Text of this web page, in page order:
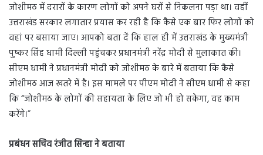
जोशीमठ में दरारों के कारण लोगों को अपने घरों से निकलना पड़ा था। वहीं
उत्तराखंड सरकार लगातार प्रयास कर रही है कि कैसे एक बार फिर लोगों को
वहां पर बसाया जाए। आपको बता दें कि हाल ही में उत्तराखंड के मुख्यमंत्री
पुष्कर सिंह धामी दिल्ली पहुंचकर प्रधानमंत्री नरेंद्र मोदी से मुलाकात की।
सीएम धामी ने प्रधानमंत्री मोदी को जोशीमठ के बारे में बताया कि कैसे
जोशीमठ आज खतरे में है। इस मामले पर पीएम मोदी ने सीएम धामी से कहा
कि “जोशीमठ के लोगों की सहायता के लिए जो भी हो सकेगा, वह काम
करेंगे।”
प्रबंधन सचिव रंजीत सिन्हा ने बताया